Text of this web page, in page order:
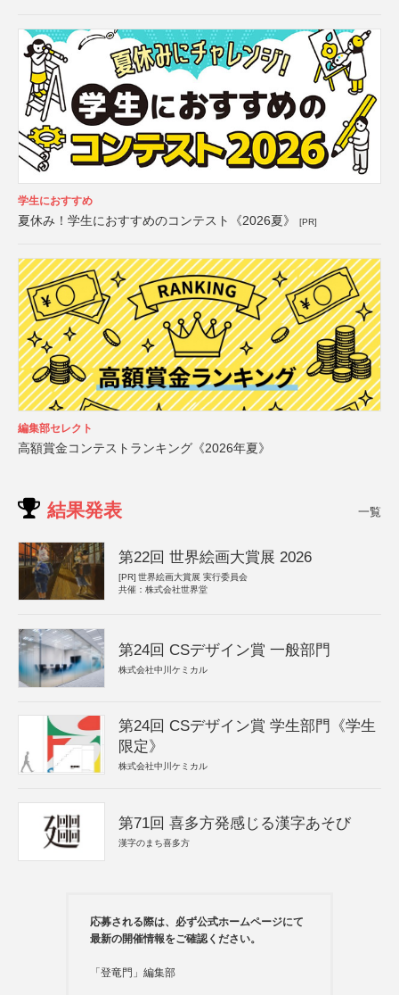
学生におすすめ
夏休み！学生におすすめのコンテスト《2026夏》 [PR]
編集部セレクト
高額賞金コンテストランキング《2026年夏》
結果発表 一覧
第22回 世界絵画大賞展 2026
[PR] 世界絵画大賞展 実行委員会
共催：株式会社世界堂
第24回 CSデザイン賞 一般部門
株式会社中川ケミカル
第24回 CSデザイン賞 学生部門《学生
限定》
株式会社中川ケミカル
第71回 喜多方発感じる漢字あそび
漢字のまち喜多方
応募される際は、必ず公式ホームページにて
最新の開催情報をご確認ください。
「登竜門」編集部